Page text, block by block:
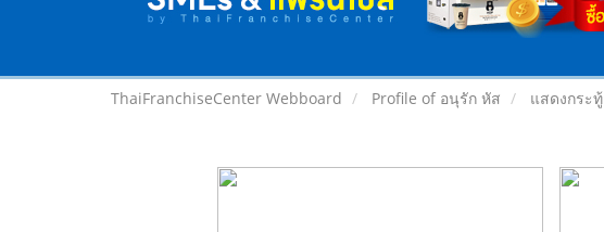
ThaiFranchiseCenter Webboard Profile of อนุรัก หัส แสดงกระทู้